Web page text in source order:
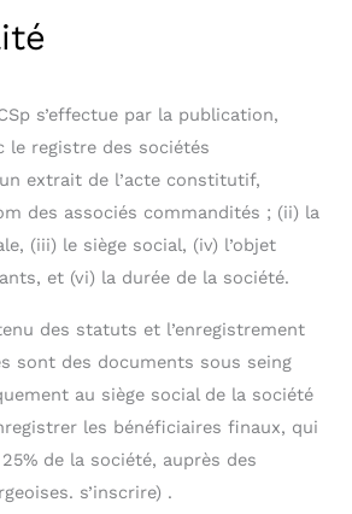
s’effectue par la publication,
le registre des sociétés
extrait de l’acte constitutif,
des associés commandités ; (ii) la
(iii) le siège social, (iv) l’objet
et (vi) la durée de la société.
des statuts et l’enregistrement
sont des documents sous seing
au siège social de la société
les bénéficiaires finaux, qui
de la société, auprès des
s’inscrire) .